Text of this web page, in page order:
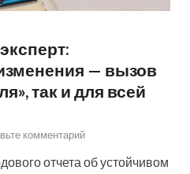
— вызов
так и для всей
комментарий
отчета об устойчивом